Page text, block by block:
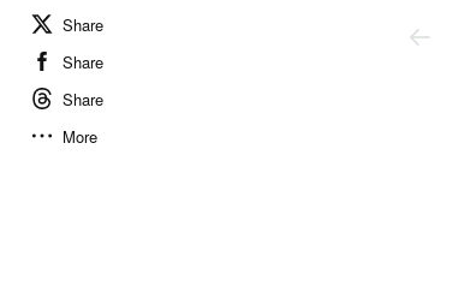
Share
Share
Share
More